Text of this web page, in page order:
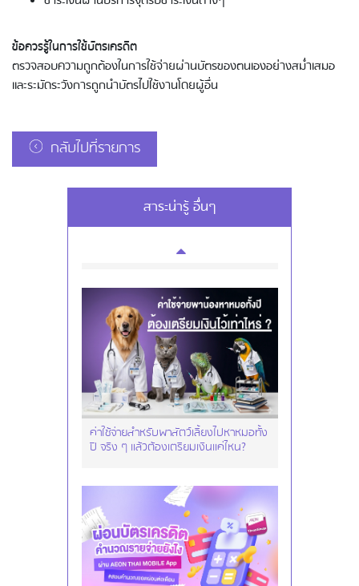
ข้อควรรู้ในการใช้บัตรเครดิต
ตรวจสอบความถูกต้องในการใช้จ่ายผ่านบัตรของตนเองอย่างสม่ำเสมอ
และระมัดระวังการถูกนำบัตรไปใช้งานโดยผู้อื่น
กลับไปที่รายการ
สาระน่ารู้ อื่นๆ
การจ่ายบิล
ค่าใช้จ่ายสำหรับพาสัตว์เลี้ยงไปหาหมอทั้ง
ปี จริง ๆ แล้วต้องเตรียมเงินแค่ไหน?